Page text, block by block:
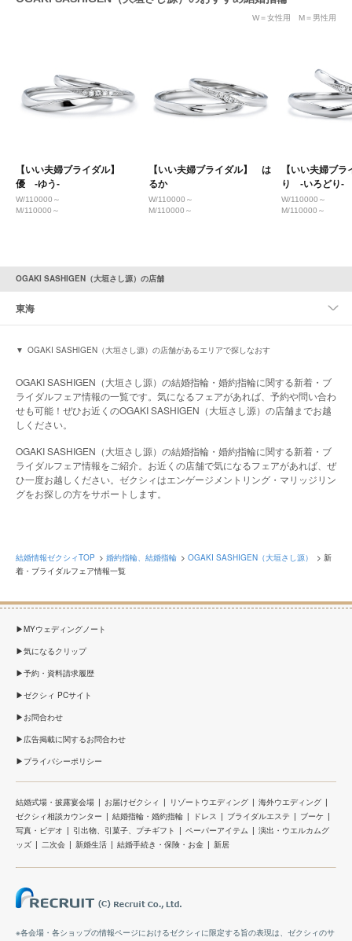
W＝女性用 M＝男性用
【いい夫婦ブライダル】
優 -ゆう-
W/110000～
M/110000～
【いい夫婦ブライダル】 は
るか
W/110000～
M/110000～
【いい夫婦ブ
り -いろどり-
W/110000～
M/110000～
OGAKI SASHIGEN（大垣さし源）の店舗
東海
OGAKI SASHIGEN（大垣さし源）の店舗があるエリアで探しなおす
OGAKI SASHIGEN（大垣さし源）の結婚指輪・婚約指輪に関する新着・ブ
ライダルフェア情報の一覧です。気になるフェアがあれば、予約や問い合わ
せも可能！ぜひお近くのOGAKI SASHIGEN（大垣さし源）の店舗までお越
しください。
OGAKI SASHIGEN（大垣さし源）の結婚指輪・婚約指輪に関する新着・ブ
ライダルフェア情報をご紹介。お近くの店舗で気になるフェアがあれば、ぜ
ひ一度お越しください。ゼクシィはエンゲージメントリング・マリッジリン
グをお探しの方をサポートします。
結婚情報ゼクシィTOP 婚約指輪、結婚指輪 OGAKI SASHIGEN（大垣さし源）
新
着・ブライダルフェア情報一覧
MYウェディングノート
気になるクリップ
予約・資料請求履歴
ゼクシィ PCサイト
お問合わせ
広告掲載に関するお問合わせ
プライバシーポリシー
結婚式場・披露宴会場 お届けゼクシィ リゾートウエディング
海外ウエディング
ゼクシィ相談カウンター
結婚指輪・婚約指輪 ドレス ブライダルエステ
ブーケ
写真・ビデオ
引出物、引菓子、プチギフト ペーパーアイテム
演出・ウエルカムグ
ッズ
二次会 新婚生活 結婚手続き・保険・お金 新居
※各会場・各ショップの情報ページにおけるゼクシィに限定する旨の表現は、ゼクシィのサ